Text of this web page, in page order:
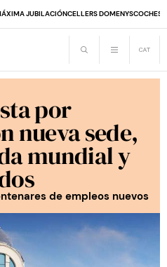
JUBILACIÓNCELLERS DOMENYSCOCHES
por
nueva sede,
mundial y
de empleos nuevos